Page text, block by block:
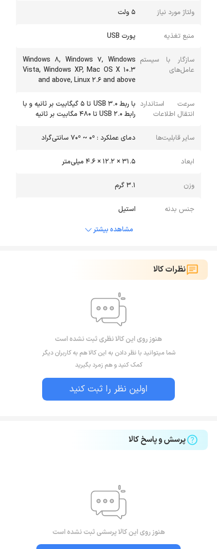
ولتاژ مورد نیاز 5 ولت
منبع تغذیه پورت USB
سازگار با سیستم
عامل‌های
Windows 8, Windows 7, Windows
Vista, Windows XP, Mac OS X 10.3
and above, Linux 2.6 and above
سرعت استاندارد
انتقال اطلاعات
با ربط USB 3.0 تا 5 گیگابیت بر ثانیه و با
رابط USB 2.0 تا 480 مگابیت بر ثانیه
سایر قابلیت‌ها دمای عملکرد : 0⁰ ~ 70⁰ سانتی‌گراد
ابعاد 31.5 × 12.2 × 4.6 میلی‌متر
وزن 3.1 گرم
جنس بدنه
استیل
مشاهده بیشتر
نظرات کالا
هنوز روی این کالا نظری ثبت نشده است
شما میتوانید با نظر دادن به این کالا هم به کاربران دیگر
کمک کنید و هم زمرد بگیرید
اولین نظر را ثبت کنید
پرسش و پاسخ کالا
هنوز روی این کالا پرسشی ثبت نشده است